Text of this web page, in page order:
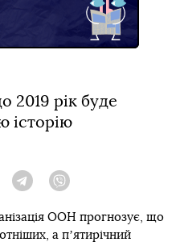
2019 рік буде
історію
TelegramViber
ООН прогнозує, що
а пʼятирічний